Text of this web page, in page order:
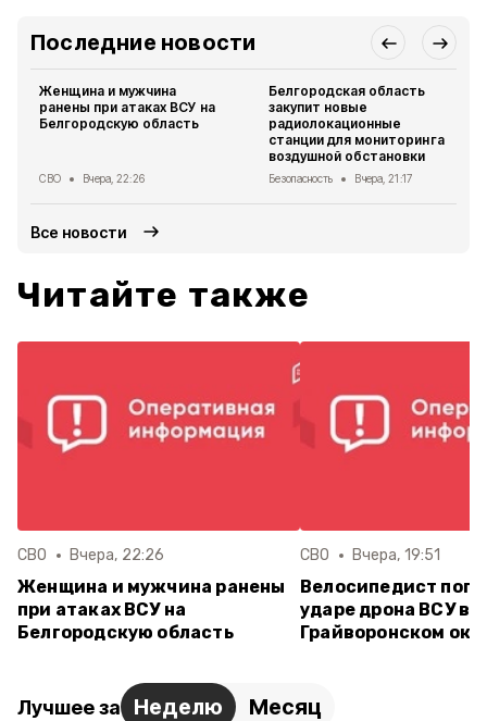
Последние новости
Женщина и мужчина
ранены при атаках ВСУ на
Белгородскую область
СВО Вчера, 22:26
Белгородская область
закупит новые
радиолокационные
станции для мониторинга
воздушной обстановки
Безопасность Вчера, 21:17
Все новости
Читайте также
СВО Вчера, 22:26
Женщина и мужчина ранены
при атаках ВСУ на
Белгородскую область
СВО Вчера, 19:51
Велосипедист
ударе дрона ВСУ в
Грайворонском
Лучшее за Неделю Месяц